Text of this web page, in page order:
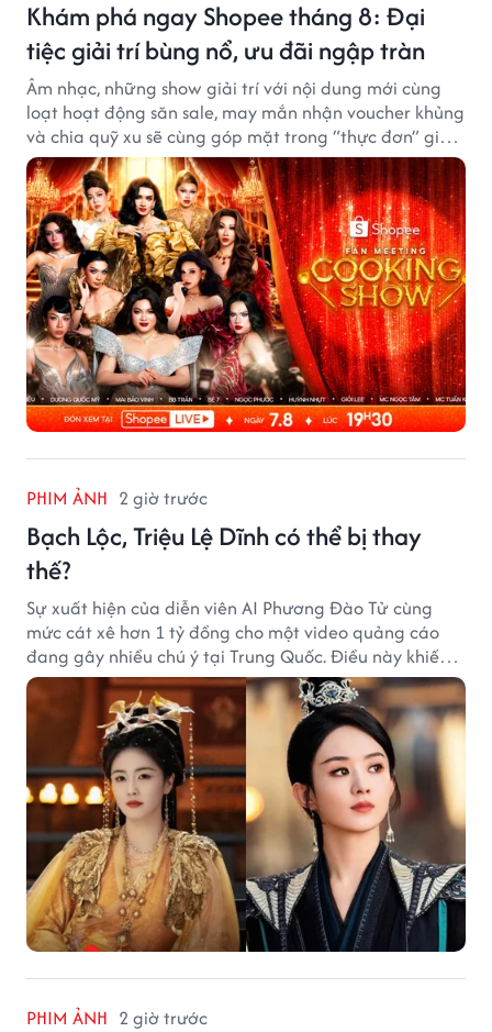
Khám phá ngay Shopee tháng 8: Đại
tiệc giải trí bùng nổ, ưu đãi ngập tràn
Âm nhạc, những show giải trí với nội dung mới cùng
loạt hoạt động săn sale, may mắn nhận voucher khủng
và chia quỹ xu sẽ cùng góp mặt trong “thực đơn” giải
trí cuối tuần trên Shopee, diễn ra liên tiếp vào ngày
7/8 và 8/8.
PHIM ẢNH 2 giờ trước
Bạch Lộc, Triệu Lệ Dĩnh có thể bị thay
thế?
Sự xuất hiện của diễn viên AI Phương Đào Tử cùng
mức cát xê hơn 1 tỷ đồng cho một video quảng cáo
đang gây nhiều chú ý tại Trung Quốc. Điều này khiến
không ít người đặt câu hỏi liệu những ngôi sao hàng
đầu như Bạch Lộc, Triệu Lệ Dĩnh có thể bị thay thế
trong tương lai.
PHIM ẢNH 2 giờ trước